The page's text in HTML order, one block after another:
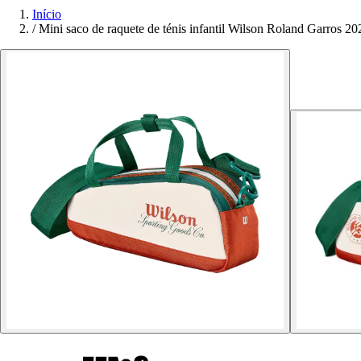
Início
/ Mini saco de raquete de ténis infantil Wilson Roland Garros